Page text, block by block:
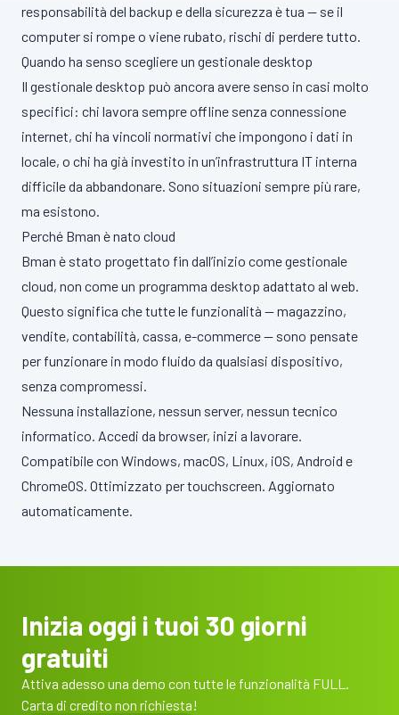
responsabilità del backup e della sicurezza è tua — se il
computer si rompe o viene rubato, rischi di perdere tutto.
Quando ha senso scegliere un gestionale desktop
Il gestionale desktop può ancora avere senso in casi molto
specifici: chi lavora sempre offline senza connessione
internet, chi ha vincoli normativi che impongono i dati in
locale, o chi ha già investito in un’infrastruttura IT interna
difficile da abbandonare. Sono situazioni sempre più rare,
ma esistono.
Perché Bman è nato cloud
Bman è stato progettato fin dall’inizio come gestionale
cloud, non come un programma desktop adattato al web.
Questo significa che tutte le funzionalità — magazzino,
vendite, contabilità, cassa, e-commerce — sono pensate
per funzionare in modo fluido da qualsiasi dispositivo,
senza compromessi.
Nessuna installazione, nessun server, nessun tecnico
informatico. Accedi da browser, inizi a lavorare.
Compatibile con Windows, macOS, Linux, iOS, Android e
ChromeOS. Ottimizzato per touchscreen. Aggiornato
automaticamente.
Inizia oggi i tuoi 30 giorni
gratuiti
Attiva adesso una demo con tutte le funzionalità FULL.
Carta di credito non richiesta!